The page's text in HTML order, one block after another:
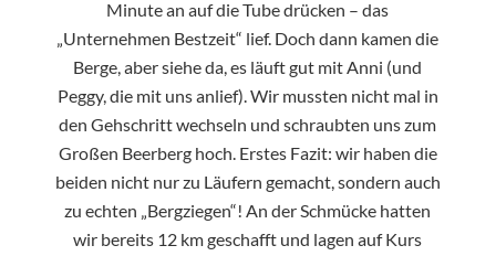
Minute an auf die Tube drücken – das
„Unternehmen Bestzeit“ lief. Doch dann kamen die
Berge, aber siehe da, es läuft gut mit Anni (und
Peggy, die mit uns anlief). Wir mussten nicht mal in
den Gehschritt wechseln und schraubten uns zum
Großen Beerberg hoch. Erstes Fazit: wir haben die
beiden nicht nur zu Läufern gemacht, sondern auch
zu echten „Bergziegen“! An der Schmücke hatten
wir bereits 12 km geschafft und lagen auf Kurs